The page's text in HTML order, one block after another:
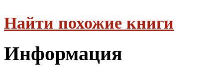
Найти похожие книги
Информация